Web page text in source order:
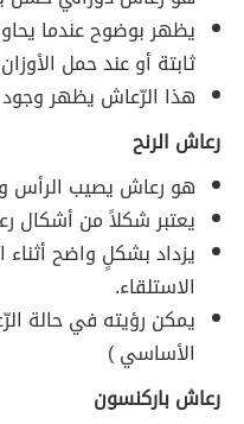
يظهر بوضوح عندما
ثابتة أو عند حمل
هذا الرّعاش يظهر
رعاش الرنح
هو رعاش يصيب الرأس
يعتبر شكلاً من أشكال
يزداد بشكلٍ واضح
الاستلقاء.
يمكن رؤيته في حالة
الأساسي )
رعاش باركنسون